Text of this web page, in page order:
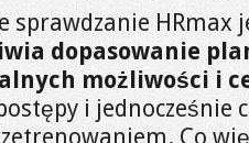
sprawdzanie HRmax
dopasowanie
możliwości i
i jednocześnie
Co